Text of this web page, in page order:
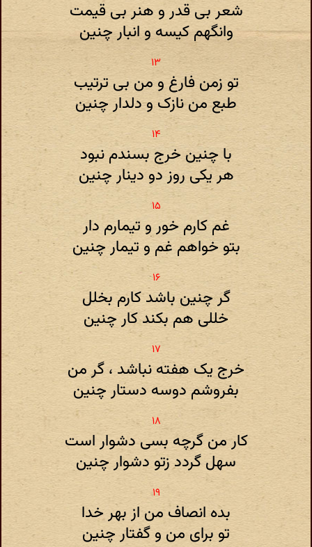
شعر بی قدر و هنر بی قیمت
وانگهم کیسه و انبار چنین
تو زمن فارغ و من بی ترتیب
طبع من نازک و دلدار چنین
با چنین خرج بسندم نبود
هر یکی روز دو دینار چنین
غم کارم خور و تیمارم دار
بتو خواهم غم و تیمار چنین
گر چنین باشد کارم بخلل
خللی هم بکند کار چنین
خرج یک هفته نباشد ، گر من
بفروشم دوسه دستار چنین
کار من گرچه بسی دشوار است
سهل گردد زتو دشوار چنین
بده انصاف من از بهر خدا
تو برای من و گفتار چنین